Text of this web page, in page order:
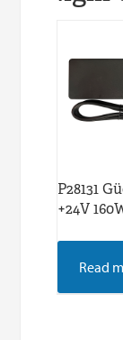
P28131
+24V
Read